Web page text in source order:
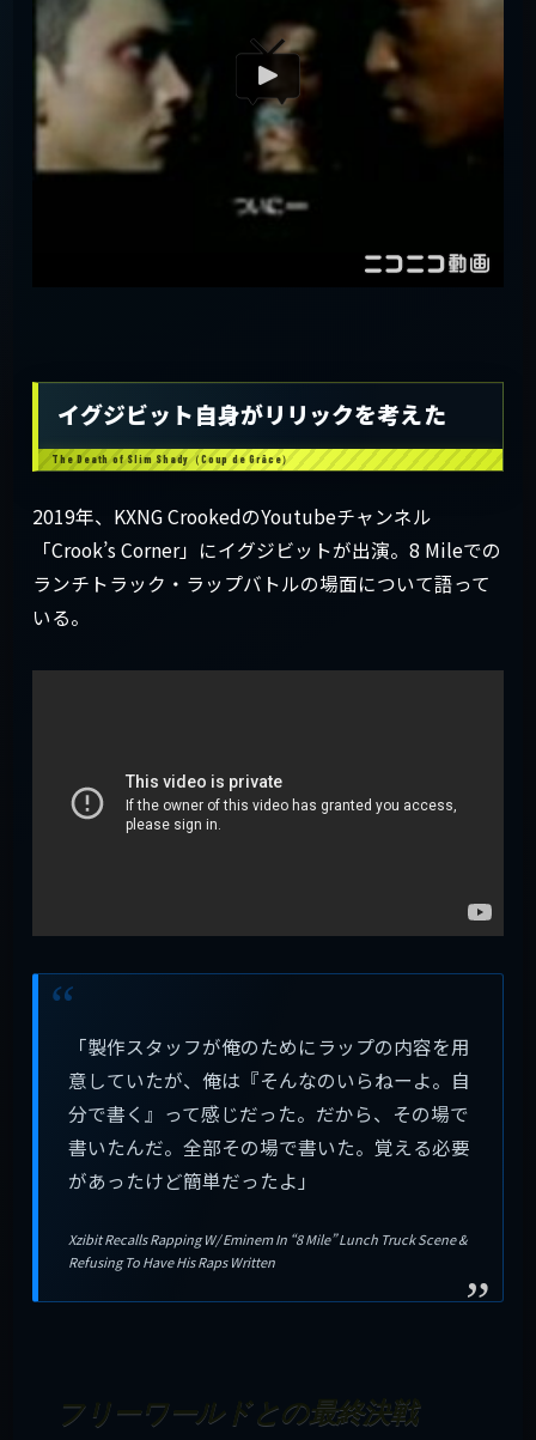
イグジビット自身がリリックを考えた
2019年、KXNG CrookedのYoutubeチャンネル
「Crook’s Corner」にイグジビットが出演。8 Mileでの
ランチトラック・ラップバトルの場面について語って
いる。
「製作スタッフが俺のためにラップの内容を用
意していたが、俺は『そんなのいらねーよ。自
分で書く』って感じだった。だから、その場で
書いたんだ。全部その場で書いた。覚える必要
があったけど簡単だったよ」
Xzibit Recalls Rapping W/ Eminem In “8 Mile” Lunch Truck Scene &
Refusing To Have His Raps Written
フリーワールドとの最終決戦